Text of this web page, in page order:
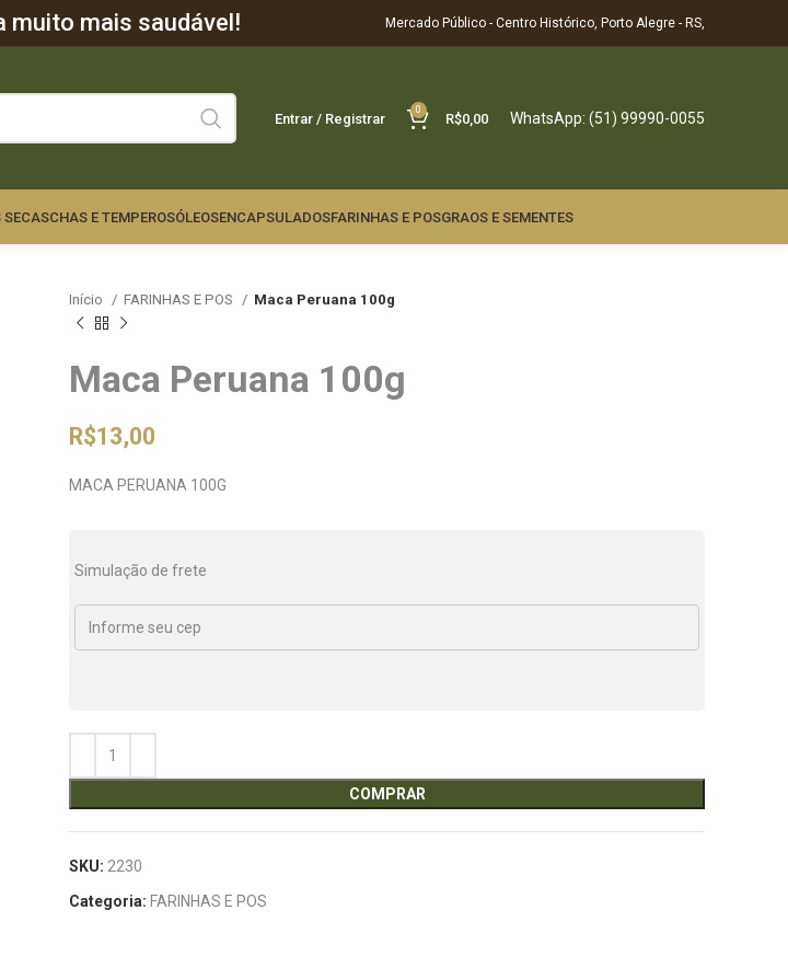
muito mais saudável! Mercado Público - Centro Histórico, Porto Alegre - RS,
Entrar / Registrar
0
R$0,00 WhatsApp: (51) 99990-0055
SECASCHAS E TEMPEROSÓLEOSENCAPSULADOSFARINHAS E POSGRAOS E SEMENTES
Início
FARINHAS E POS Maca Peruana 100g
Maca Peruana 100g
R$13,00
MACA PERUANA 100G
Simulação de frete
COMPRAR
SKU: 2230
Categoria: FARINHAS E POS